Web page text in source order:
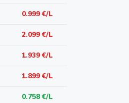
0.999 €/L
2.099 €/L
1.939 €/L
1.899 €/L
0.758 €/L